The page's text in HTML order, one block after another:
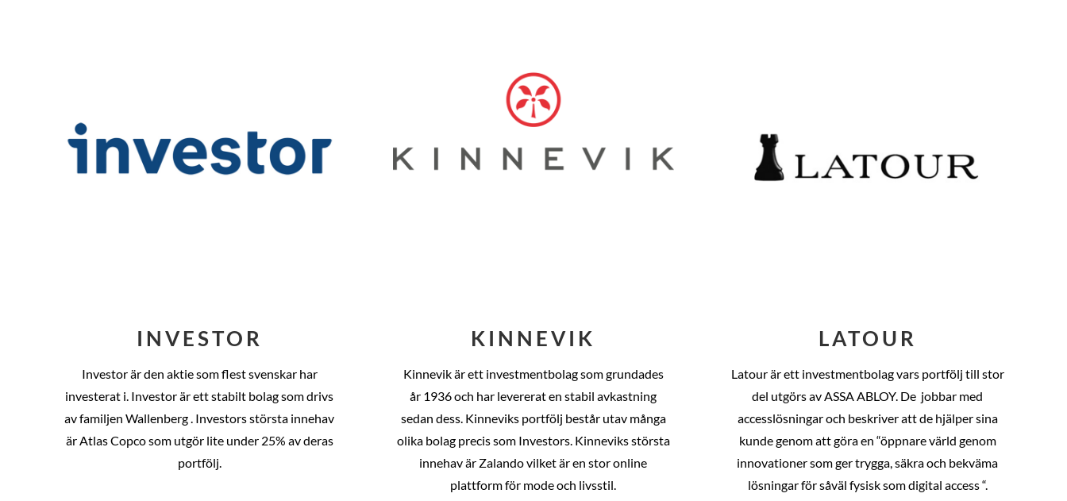
INVESTOR
Investor är den aktie som flest svenskar har
investerat i. Investor är ett stabilt bolag som drivs
av familjen Wallenberg . Investors största innehav
är Atlas Copco som utgör lite under 25% av deras
portfölj.
KINNEVIK
Kinnevik är ett investmentbolag som grundades
år 1936 och har levererat en stabil avkastning
sedan dess. Kinneviks portfölj består utav många
olika bolag precis som Investors. Kinneviks största
innehav är Zalando vilket är en stor online
plattform för mode och livsstil.
LATOUR
Latour är ett investmentbolag vars portfölj till stor
del utgörs av ASSA ABLOY. De jobbar med
accesslösningar och beskriver att de hjälper sina
kunde genom att göra en “öppnare värld genom
innovationer som ger trygga, säkra och bekväma
lösningar för såväl fysisk som digital access “.